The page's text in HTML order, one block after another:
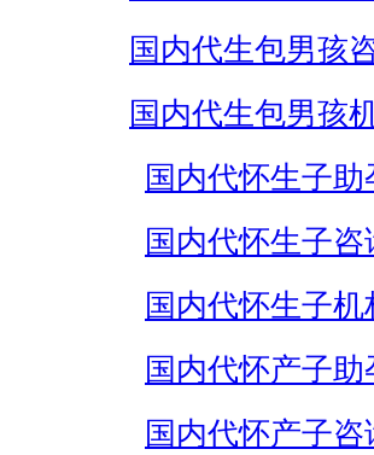
国内代生包男孩
国内代生包男孩
国内代怀生子助
国内代怀生子咨
国内代怀生子机
国内代怀产子助
国内代怀产子咨